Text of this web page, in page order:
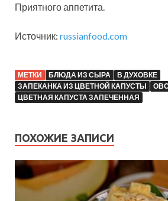
Приятного аппетита.
Источник: russianfood.com
МЕТКИ БЛЮДА ИЗ СЫРА
В ДУХОВКЕ
ЗАПЕКАНКА ИЗ ЦВЕТНОЙ КАПУСТЫ
ЦВЕТНАЯ КАПУСТА ЗАПЕЧЕННАЯ
ПОХОЖИЕ ЗАПИСИ